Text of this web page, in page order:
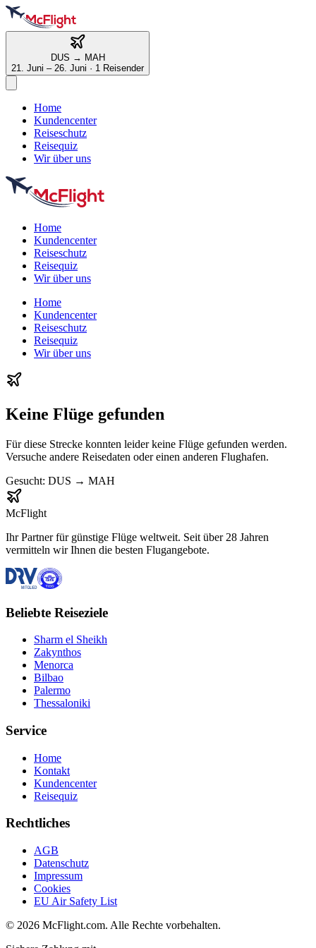
DUS → MAH
21. Juni – 26. Juni · 1 Reisender
Home
Kundencenter
Reiseschutz
Reisequiz
Wir über uns
Home
Kundencenter
Reiseschutz
Reisequiz
Wir über uns
Home
Kundencenter
Reiseschutz
Reisequiz
Wir über uns
Keine Flüge gefunden
Für diese Strecke konnten leider keine Flüge gefunden werden.
Versuche andere Reisedaten oder einen anderen Flughafen.
Gesucht: DUS → MAH
McFlight
Ihr Partner für günstige Flüge weltweit. Seit über 28 Jahren
vermitteln wir Ihnen die besten Flugangebote.
Beliebte Reiseziele
Sharm el Sheikh
Zakynthos
Menorca
Bilbao
Palermo
Thessaloniki
Service
Home
Kontakt
Kundencenter
Reisequiz
Rechtliches
AGB
Datenschutz
Impressum
Cookies
EU Air Safety List
© 2026 McFlight.com. Alle Rechte vorbehalten.